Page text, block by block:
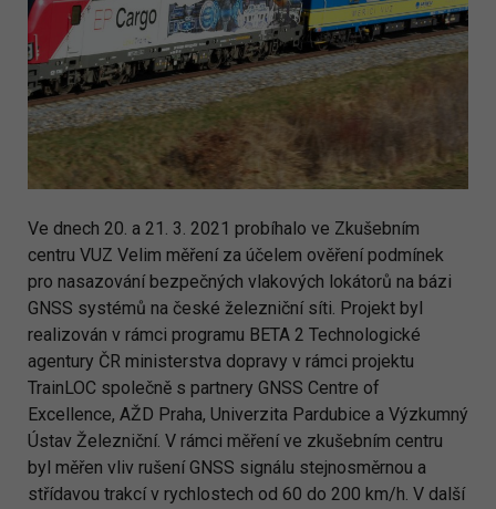
Ve dnech 20. a 21. 3. 2021 probíhalo ve Zkušebním
centru VUZ Velim měření za účelem ověření podmínek
pro nasazování bezpečných vlakových lokátorů na bázi
GNSS systémů na české železniční síti. Projekt byl
realizován v rámci programu BETA 2 Technologické
agentury ČR ministerstva dopravy v rámci projektu
TrainLOC společně s partnery GNSS Centre of
Excellence, AŽD Praha, Univerzita Pardubice a Výzkumný
Ústav Železniční. V rámci měření ve zkušebním centru
byl měřen vliv rušení GNSS signálu stejnosměrnou a
střídavou trakcí v rychlostech od 60 do 200 km/h. V další